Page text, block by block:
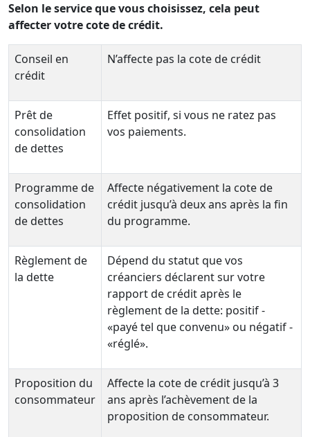
Selon le service que vous choisissez, cela peut
affecter votre cote de crédit.
Conseil en
crédit
N’affecte pas la cote de crédit
Prêt de
consolidation
de dettes
Effet positif, si vous ne ratez pas
vos paiements.
Programme de
consolidation
de dettes
Affecte négativement la cote de
crédit jusqu’à deux ans après la fin
du programme.
Règlement de
la dette
Dépend du statut que vos
créanciers déclarent sur votre
rapport de crédit après le
règlement de la dette: positif -
«payé tel que convenu» ou négatif -
«réglé».
Proposition du
consommateur
Affecte la cote de crédit jusqu’à 3
ans après l’achèvement de la
proposition de consommateur.